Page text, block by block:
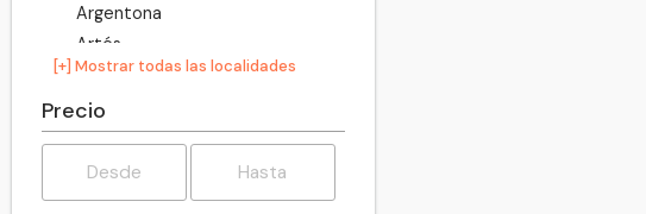
Argentona
Artés
Avià
Avinyó
Avinyonet del Penedès
Badalona
Badia del Vallès
[+] Mostrar todas las localidades
Precio